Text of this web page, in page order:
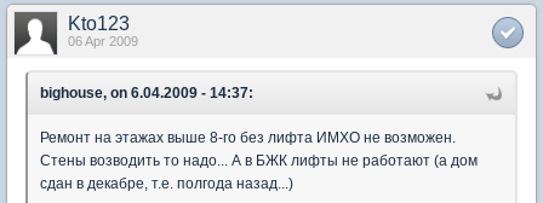
Kto123
06 Apr 2009
bighouse, on 6.04.2009 - 14:37:
Ремонт на этажах выше 8-го без лифта ИМХО не возможен.
Стены возводить то надо... А в БЖК лифты не работают (а дом
сдан в декабре, т.е. полгода назад...)